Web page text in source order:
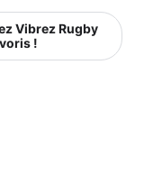
Vibrez Rugby
!